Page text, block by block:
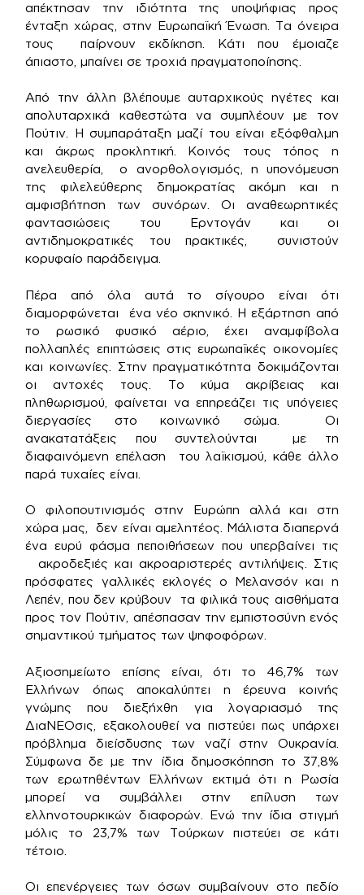
απέκτησαν την ιδιότητα της υποψήφιας προς
ένταξη χώρας, στην Ευρωπαϊκή Ένωση. Τα όνειρα
τους παίρνουν εκδίκηση. Κάτι που έμοιαζε
άπιαστο, μπαίνει σε τροχιά πραγματοποίησης.
Από την άλλη βλέπουμε αυταρχικούς ηγέτες και
απολυταρχικά καθεστώτα να συμπλέουν με τον
Πούτιν. Η συμπαράταξη μαζί του είναι εξόφθαλμη
και άκρως προκλητική. Κοινός τους τόπος η
ανελευθερία, ο ανορθολογισμός, η υπονόμευση
της φιλελεύθερης δημοκρατίας ακόμη και η
αμφισβήτηση των συνόρων. Οι αναθεωρητικές
φαντασιώσεις του Ερντογάν και οι
αντιδημοκρατικές του πρακτικές, συνιστούν
κορυφαίο παράδειγμα.
Πέρα από όλα αυτά το σίγουρο είναι ότι
διαμορφώνεται ένα νέο σκηνικό. Η εξάρτηση από
το ρωσικό φυσικό αέριο, έχει αναμφίβολα
πολλαπλές επιπτώσεις στις ευρωπαϊκές οικονομίες
και κοινωνίες. Στην πραγματικότητα δοκιμάζονται
οι αντοχές τους. Το κύμα ακρίβειας και
πληθωρισμού, φαίνεται να επηρεάζει τις υπόγειες
διεργασίες στο κοινωνικό σώμα. Οι
ανακατατάξεις που συντελούνται με τη
διαφαινόμενη επέλαση του λαϊκισμού, κάθε άλλο
παρά τυχαίες είναι.
Ο φιλοπουτινισμός στην Ευρώπη αλλά και στη
χώρα μας, δεν είναι αμελητέος. Μάλιστα διαπερνά
ένα ευρύ φάσμα πεποιθήσεων που υπερβαίνει τις
ακροδεξιές και ακροαριστερές αντιλήψεις. Στις
πρόσφατες γαλλικές εκλογές ο Μελανσόν και η
Λεπέν, που δεν κρύβουν τα φιλικά τους αισθήματα
προς τον Πούτιν, απέσπασαν την εμπιστοσύνη ενός
σημαντικού τμήματος των ψηφοφόρων.
Αξιοσημείωτο επίσης είναι, ότι το 46,7% των
Ελλήνων όπως αποκαλύπτει η έρευνα κοινής
γνώμης που διεξήχθη για λογαριασμό της
ΔιαΝΕΟσις, εξακολουθεί να πιστεύει πως υπάρχει
πρόβλημα διείσδυσης των ναζί στην Ουκρανία.
Σύμφωνα δε με την ίδια δημοσκόπηση το 37,8%
των ερωτηθέντων Ελλήνων εκτιμά ότι η Ρωσία
μπορεί να συμβάλλει στην επίλυση των
ελληνοτουρκικών διαφορών. Ενώ την ίδια στιγμή
μόλις το 23,7% των Τούρκων πιστεύει σε κάτι
τέτοιο.
Οι επενέργειες των όσων συμβαίνουν στο πεδίο